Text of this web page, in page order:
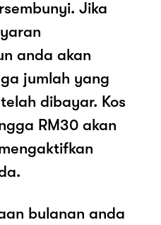
Jika
anda akan
jumlah yang
dibayar. Kos
RM30 akan
bulanan anda